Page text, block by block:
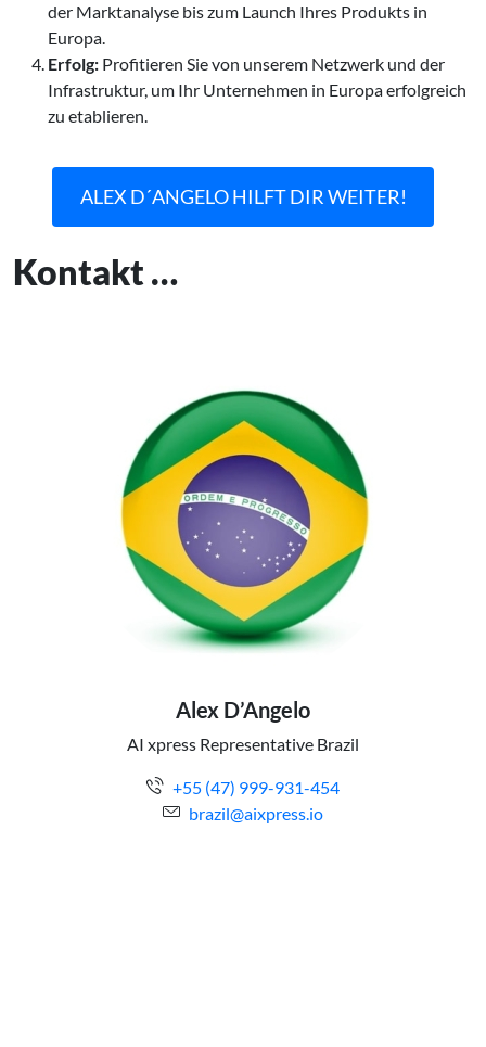
der Marktanalyse bis zum Launch Ihres Produkts in
Europa.
Erfolg: Profitieren Sie von unserem Netzwerk und der
Infrastruktur, um Ihr Unternehmen in Europa erfolgreich
zu etablieren.
ALEX D´ANGELO HILFT DIR WEITER!
Kontakt …
Alex D’Angelo
AI xpress Representative Brazil
+55 (47) 999-931-454
brazil@aixpress.io